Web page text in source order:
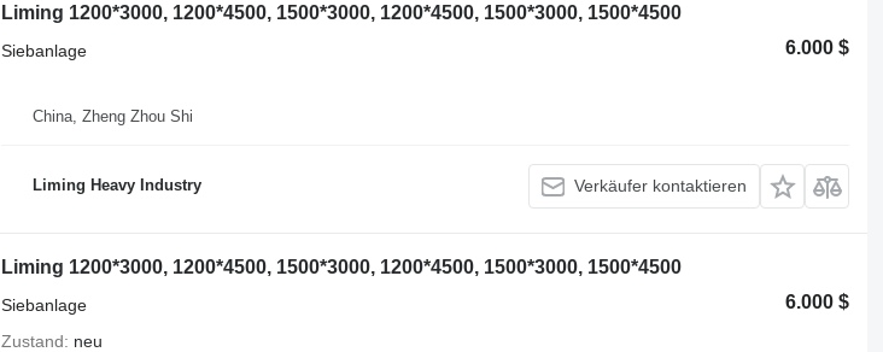
Liming 1200*3000, 1200*4500, 1500*3000, 1200*4500, 1500*3000, 1500*4500
6.000 $
Siebanlage
China, Zheng Zhou Shi
Liming Heavy Industry Verkäufer kontaktieren
Liming 1200*3000, 1200*4500, 1500*3000, 1200*4500, 1500*3000, 1500*4500
6.000 $
Siebanlage
Zustand
neu